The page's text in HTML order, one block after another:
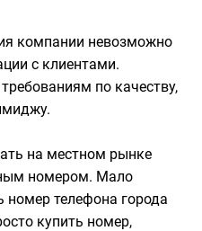
компании невозможно
с клиентами.
по качеству,
на местном рынке
номером. Мало
номер телефона города
купить номер,